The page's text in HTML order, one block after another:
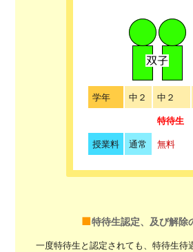
学年 中２ 中２
特待生
授業料 通常 無料
特待生認定、及び解除
一度特待生と認定されても、特待生待